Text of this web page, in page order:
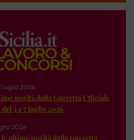
2026
novità dalla Gazzetta Ufficiale
3 e 7 luglio 2026
2026
ultime novità dalla Gazzetta